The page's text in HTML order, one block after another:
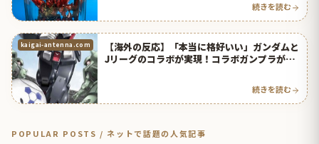
続きを読む
kaigai-antenna.com
【海外の反応】「本当に格好いい」ガンダムと
Jリーグのコラボが実現！コラボガンプラが海
続きを読む
POPULAR POSTS / ネットで話題の人気記事